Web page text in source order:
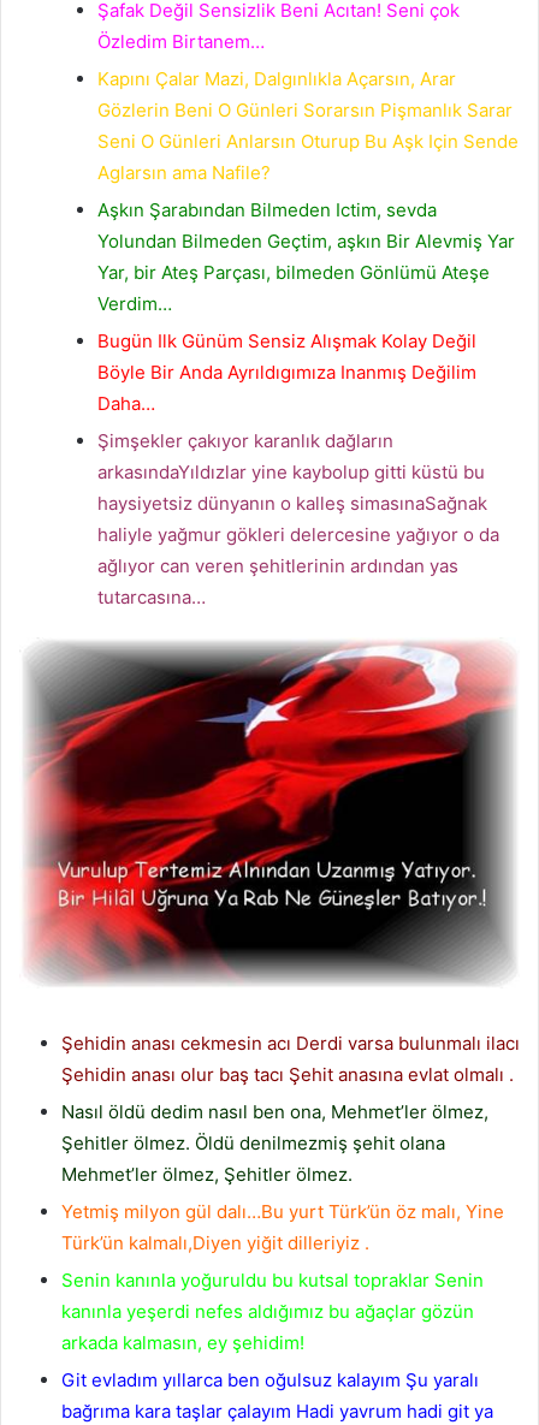
Şafak Değil Sensizlik Beni Acıtan! Seni çok
Özledim Birtanem…
Kapını Çalar Mazi, Dalgınlıkla Açarsın, Arar
Gözlerin Beni O Günleri Sorarsın Pişmanlık Sarar
Seni O Günleri Anlarsın Oturup Bu Aşk Için Sende
Aglarsın ama Nafile?
Aşkın Şarabından Bilmeden Ictim, sevda
Yolundan Bilmeden Geçtim, aşkın Bir Alevmiş Yar
Yar, bir Ateş Parçası, bilmeden Gönlümü Ateşe
Verdim…
Bugün Ilk Günüm Sensiz Alışmak Kolay Değil
Böyle Bir Anda Ayrıldıgımıza Inanmış Değilim
Daha…
Şimşekler çakıyor karanlık dağların
arkasındaYıldızlar yine kaybolup gitti küstü bu
haysiyetsiz dünyanın o kalleş simasınaSağnak
haliyle yağmur gökleri delercesine yağıyor o da
ağlıyor can veren şehitlerinin ardından yas
tutarcasına…
Şehidin anası cekmesin acı Derdi varsa bulunmalı ilacı
Şehidin anası olur baş tacı Şehit anasına evlat olmalı .
Nasıl öldü dedim nasıl ben ona, Mehmet’ler ölmez,
Şehitler ölmez. Öldü denilmezmiş şehit olana
Mehmet’ler ölmez, Şehitler ölmez.
Yetmiş milyon gül dalı…Bu yurt Türk’ün öz malı, Yine
Türk’ün kalmalı,Diyen yiğit dilleriyiz .
Senin kanınla yoğuruldu bu kutsal topraklar Senin
kanınla yeşerdi nefes aldığımız bu ağaçlar gözün
arkada kalmasın, ey şehidim!
Git evladım yıllarca ben oğulsuz kalayım Şu yaralı
bağrıma kara taşlar çalayım Hadi yavrum hadi git ya